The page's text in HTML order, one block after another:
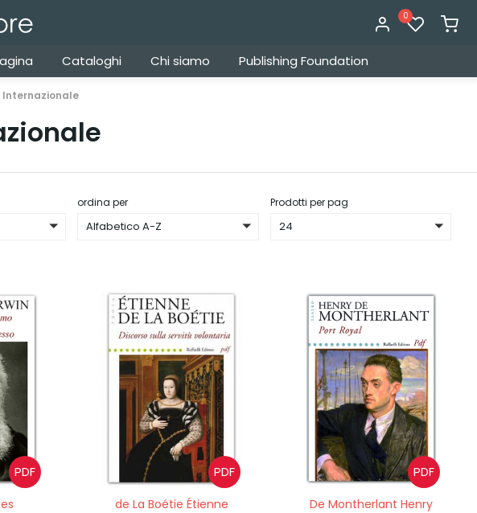
0
Cataloghi Chi siamo Publishing Foundation
ordina per
Alfabetico A-Z
Prodotti per pag
24
PDF PDF
de La Boétie Étienne
PDF
De Montherlant Henry